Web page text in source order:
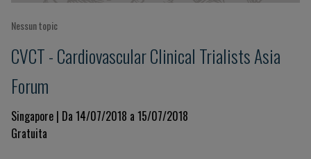
Nessun topic
CVCT - Cardiovascular Clinical Trialists Asia
Forum
Singapore | Da 14/07/2018 a 15/07/2018
Gratuita